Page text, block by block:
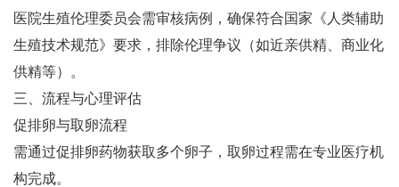
医院生殖伦理委员会需审核病例，确保符合国家《人类辅助
生殖技术规范》要求，排除伦理争议（如近亲供精、商业化
供精等）‌。
三、流程与心理评估
促排卵与取卵流程‌
需通过促排卵药物获取多个卵子，取卵过程需在专业医疗机
构完成‌。